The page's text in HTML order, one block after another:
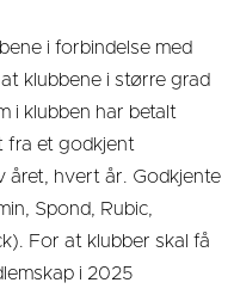
i forbindelse med
klubbene i større grad
i klubben har betalt
fra et godkjent
året, hvert år. Godkjente
Spond, Rubic,
For at klubber skal få
i 2025